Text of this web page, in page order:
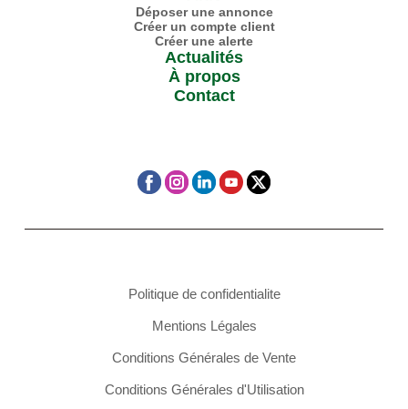
Déposer une annonce
Créer un compte client
Créer une alerte
Actualités
À propos
Contact
Politique de confidentialite
Mentions Légales
Conditions Générales de Vente
Conditions Générales d'Utilisation